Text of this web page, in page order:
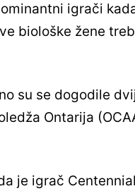
igrači
biološke žene
su se dogodile
Ontarija
je igrač Centennial